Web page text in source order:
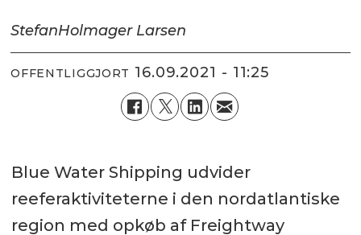
StefanHolmager Larsen
OFFENTLIGGJORT 16.09.2021 - 11:25
Blue Water Shipping udvider
reeferaktiviteterne i den nordatlantiske
region med opkøb af Freightway